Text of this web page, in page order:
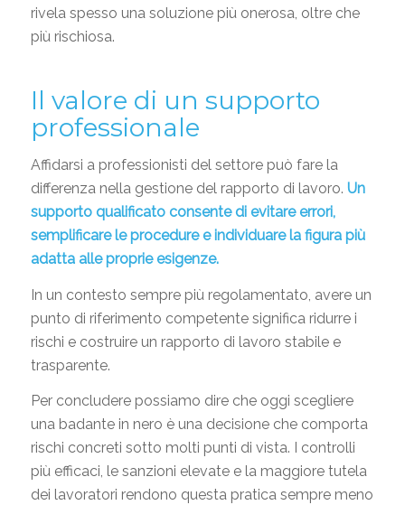
rivela spesso una soluzione più onerosa, oltre che
più rischiosa.
Il valore di un supporto
professionale
Affidarsi a professionisti del settore può fare la
differenza nella gestione del rapporto di lavoro. Un
supporto qualificato consente di evitare errori,
semplificare le procedure e individuare la figura più
adatta alle proprie esigenze.
In un contesto sempre più regolamentato, avere un
punto di riferimento competente significa ridurre i
rischi e costruire un rapporto di lavoro stabile e
trasparente.
Per concludere possiamo dire che oggi scegliere
una badante in nero è una decisione che comporta
rischi concreti sotto molti punti di vista. I controlli
più efficaci, le sanzioni elevate e la maggiore tutela
dei lavoratori rendono questa pratica sempre meno